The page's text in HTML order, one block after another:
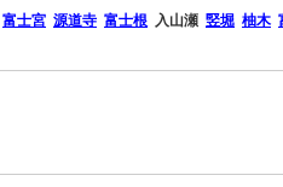
富士宮 源道寺 富士根 入山瀬 竪堀 柚木